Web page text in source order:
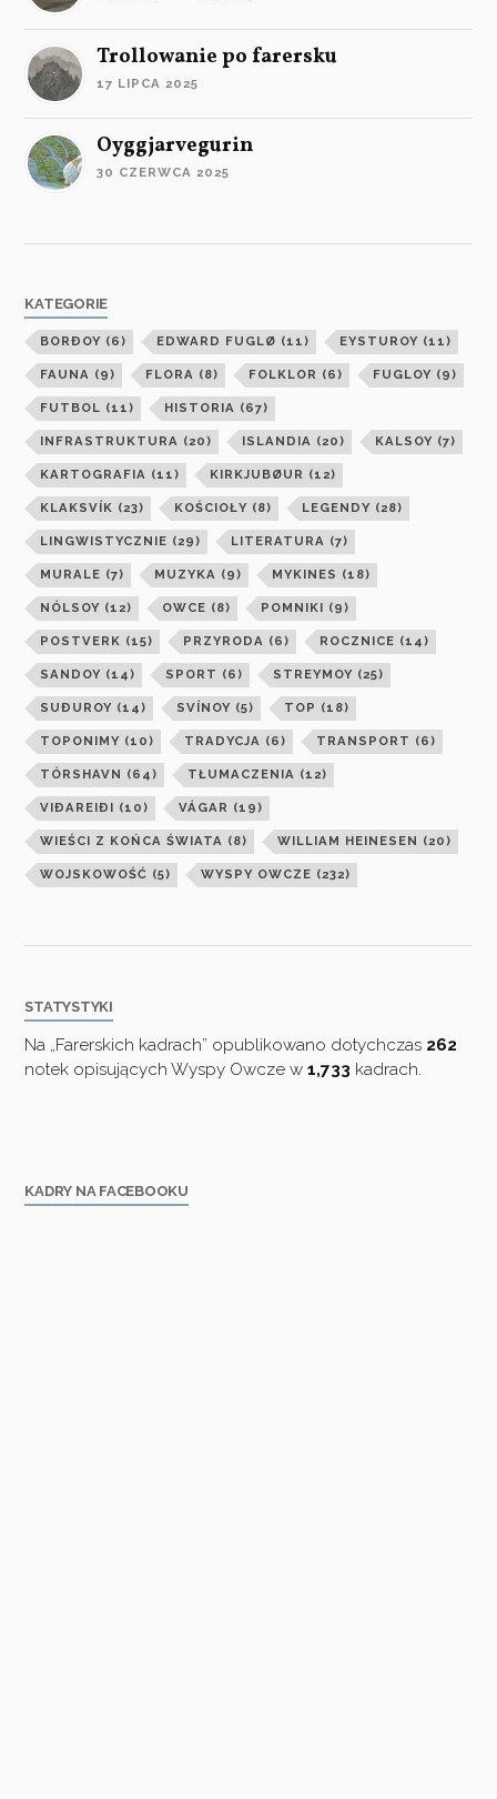
Trollowanie po farersku
17 LIPCA 2025
Oyggjarvegurin
30 CZERWCA 2025
KATEGORIE
BORÐOY (6) EDWARD FUGLØ (11) EYSTUROY (11)
FAUNA (9) FLORA (8) FOLKLOR (6) FUGLOY (9)
FUTBOL (11) HISTORIA (67)
INFRASTRUKTURA (20) ISLANDIA (20) KALSOY (7)
KARTOGRAFIA (11) KIRKJUBØUR (12)
KLAKSVÍK (23) KOŚCIOŁY (8) LEGENDY (28)
LINGWISTYCZNIE (29) LITERATURA (7)
MURALE (7) MUZYKA (9) MYKINES (18)
NÓLSOY (12) OWCE (8) POMNIKI (9)
POSTVERK (15) PRZYRODA (6) ROCZNICE (14)
SANDOY (14) SPORT (6) STREYMOY (25)
SUÐUROY (14) SVÍNOY (5) TOP (18)
TOPONIMY (10) TRADYCJA (6) TRANSPORT (6)
TÓRSHAVN (64) TŁUMACZENIA (12)
VIÐAREIÐI (10) VÁGAR (19)
WIEŚCI Z KOŃCA ŚWIATA (8) WILLIAM HEINESEN (20)
WOJSKOWOŚĆ (5) WYSPY OWCZE (232)
STATYSTYKI
Na „Farerskich kadrach” opublikowano dotychczas 262
notek opisujących Wyspy Owcze w1,733 kadrach.
KADRY NA FACEBOOKU